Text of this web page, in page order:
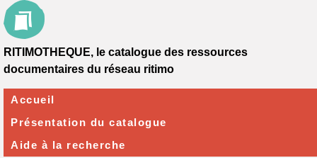
RITIMOTHEQUE, le catalogue des ressources
documentaires du réseau ritimo
Accueil
Présentation du catalogue
Aide à la recherche